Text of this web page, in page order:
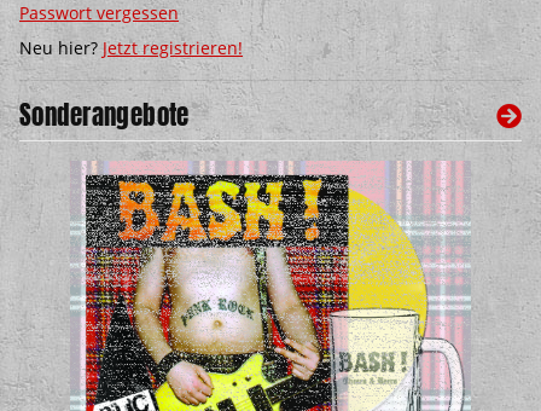
Passwort vergessen
Neu hier? Jetzt registrieren!
Sonderangebote